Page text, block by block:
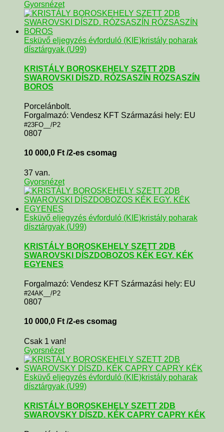
Gyorsnézet
Esküvő eljegyzés évforduló (KIE)kristály poharak
dísztárgyak (U99)
KRISTÁLY BOROSKEHELY SZETT 2DB
SWAROVSKI DÍSZD. RÓZSASZÍN RÓZSASZÍN
BOROS
Porcelánbolt.
Forgalmazó: Vendesz KFT Származási hely: EU
#23FO__/P2
0807
10 000,0 Ft /2-es csomag
37 van.
Gyorsnézet
Esküvő eljegyzés évforduló (KIE)kristály poharak
dísztárgyak (U99)
KRISTÁLY BOROSKEHELY SZETT 2DB
SWAROVSKI DÍSZDOBOZOS KÉK EGY. KÉK
EGYENES
Forgalmazó: Vendesz KFT Származási hely: EU
#24AK__/P2
0807
10 000,0 Ft /2-es csomag
Csak 1 van!
Gyorsnézet
Esküvő eljegyzés évforduló (KIE)kristály poharak
dísztárgyak (U99)
KRISTÁLY BOROSKEHELY SZETT 2DB
SWAROVSKY DÍSZD. KÉK CAPRY CAPRY KÉK